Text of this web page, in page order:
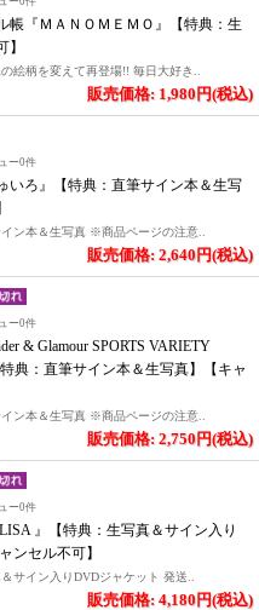
帳『ＭＡＮＯＭＥＭＯ』【特典：生
絵柄を変えて再登場!! 毎日大好き..
販売価格: 1,980円(税込)
ー0件
いろ』【特典：直筆サイン本＆生写
ン本＆生写真 ※商品ページの注意..
販売価格: 2,640円(税込)
ー0件
& Glamour SPORTS VARIETY
典：直筆サイン本＆生写真】【キャ
ン本＆生写真 ※商品ページの注意..
販売価格: 2,750円(税込)
ー0件
』【特典：生写真＆サイン入り
ンセル不可】
サイン入りDVDジャケット 発送..
販売価格: 4,180円(税込)